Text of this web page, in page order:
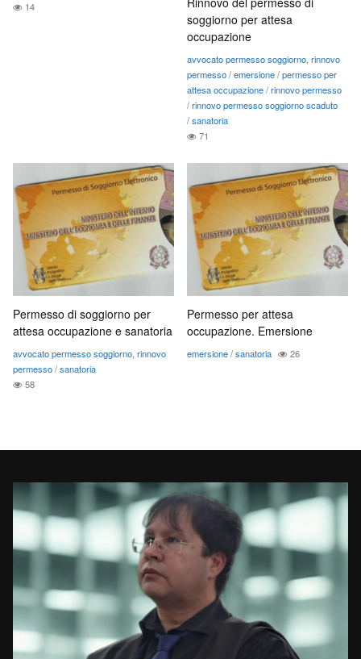
14
soggiorno per attesa
occupazione
avvocato permesso soggiorno, rinnovo
permesso/emersione/permesso per
attesa occupazione/rinnovo permesso
/rinnovo permesso soggiorno scaduto
/sanatoria
71
Permesso di soggiorno per
attesa occupazione e sanatoria
avvocato permesso soggiorno, rinnovo
permesso/sanatoria
58
Permesso per attesa
occupazione. Emersione
emersione/sanatoria 26